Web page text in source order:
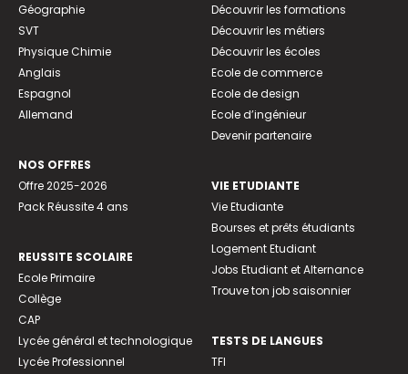
Géographie
SVT
Physique Chimie
Anglais
Espagnol
Allemand
NOS OFFRES
Offre 2025-2026
Pack Réussite 4 ans
REUSSITE SCOLAIRE
Ecole Primaire
Collège
CAP
Lycée général et technologique
Lycée Professionnel
Découvrir les formations
Découvrir les métiers
Découvrir les écoles
Ecole de commerce
Ecole de design
Ecole d’ingénieur
Devenir partenaire
VIE ETUDIANTE
Vie Etudiante
Bourses et prêts étudiants
Logement Etudiant
Jobs Etudiant et Alternance
Trouve ton job saisonnier
TESTS DE LANGUES
TFI